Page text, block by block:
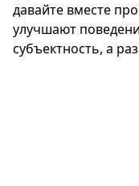
давайте вместе
улучшают
субъектность, а